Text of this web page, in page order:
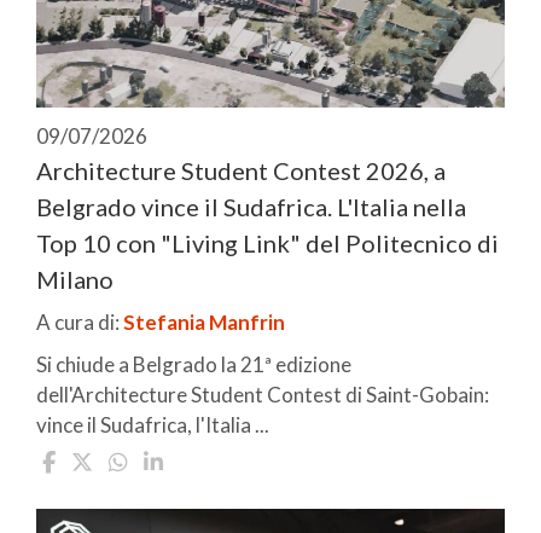
09/07/2026
Architecture Student Contest 2026, a
Belgrado vince il Sudafrica. L'Italia nella
Top 10 con "Living Link" del Politecnico di
Milano
A cura di:Stefania Manfrin
Si chiude a Belgrado la 21ª edizione
dell'Architecture Student Contest di Saint-Gobain:
vince il Sudafrica, l'Italia ...